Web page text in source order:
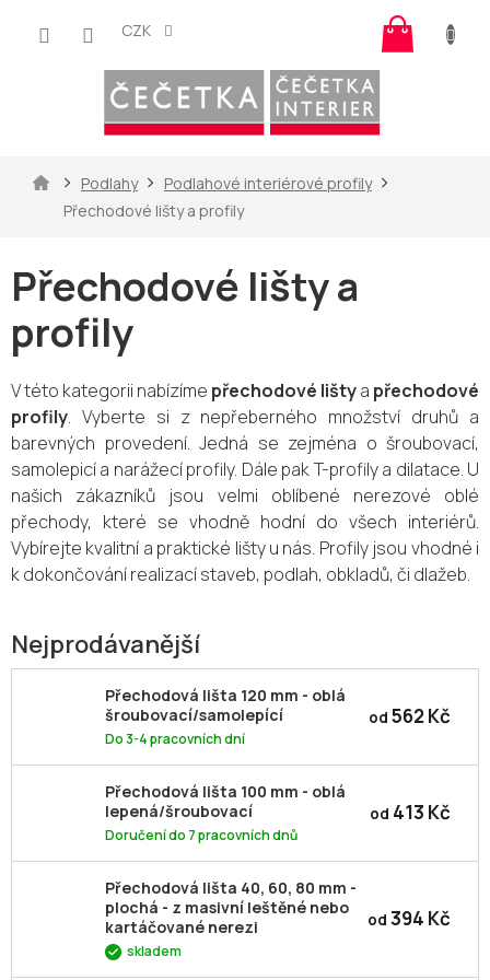
CZK
košík
DomůPodlahy
Podlahové interiérové profily
Přechodové lišty a profily
Přechodové lišty a
profily
V této kategorii nabízíme přechodové lištya přechodové
profily. Vyberte si z nepřeberného množství druhů a
barevných provedení. Jedná se zejména o šroubovací,
samolepicí a narážecí profily. Dále pak T-profily a dilatace. U
našich zákazníků jsou velmi oblíbené nerezové oblé
přechody, které se vhodně hodní do všech interiérů.
Vybírejte kvalitní a praktické lišty u nás. Profily jsou vhodné i
k dokončování realizací staveb, podlah, obkladů, či dlažeb.
Nejprodávanější
Přechodová lišta 120 mm - oblá
šroubovací/samolepící
Do 3-4 pracovních dní
od 562 Kč
Přechodová lišta 100 mm - oblá
lepená/šroubovací
Doručení do 7 pracovních dnů
od 413 Kč
Přechodová lišta 40, 60, 80 mm -
plochá - z masivní leštěné nebo
kartáčované nerezi
skladem
od 394 Kč